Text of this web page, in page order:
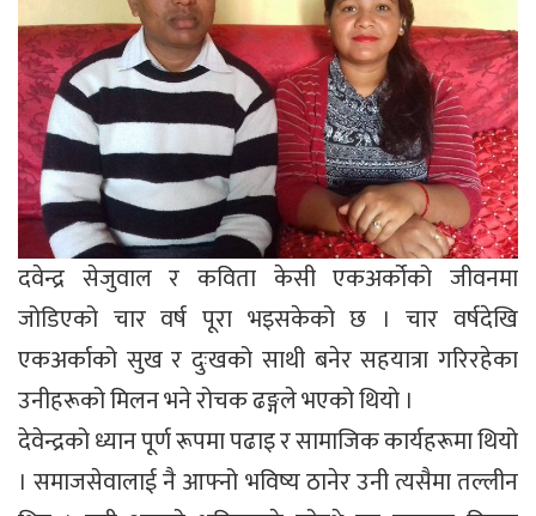
दवेन्द्र सेजुवाल र कविता केसी एकअर्कोको जीवनमा
जोडिएको चार वर्ष पूरा भइसकेको छ । चार वर्षदेखि
एकअर्काको सुख र दुःखको साथी बनेर सहयात्रा गरिरहेका
उनीहरूको मिलन भने रोचक ढङ्गले भएको थियो ।
देवेन्द्रको ध्यान पूर्ण रूपमा पढाइ र सामाजिक कार्यहरूमा थियो
। समाजसेवालाई नै आफ्नो भविष्य ठानेर उनी त्यसैमा तल्लीन